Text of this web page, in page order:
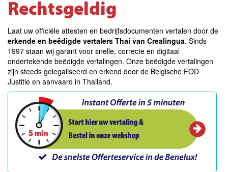
Rechtsgeldig
Laat uw officiële attesten en bedrijfsdocumenten vertalen door de
erkende en beëdigde vertalers Thai van Crealingua. Sinds
1997 staan wij garant voor snelle, correcte en digitaal
ondertekende beëdigde vertalingen. Onze beëdigde vertalingen
zijn steeds gelegaliseerd en erkend door de Belgische FOD
Justitie en aanvaard in Thailand.